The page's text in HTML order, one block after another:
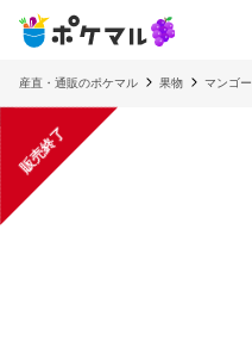
産直・通販のポケマル 果物 マンゴー
販売終了